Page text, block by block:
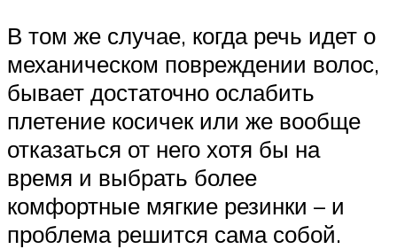
В том же случае, когда речь идет о
механическом повреждении волос,
бывает достаточно ослабить
плетение косичек или же вообще
отказаться от него хотя бы на
время и выбрать более
комфортные мягкие резинки – и
проблема решится сама собой.